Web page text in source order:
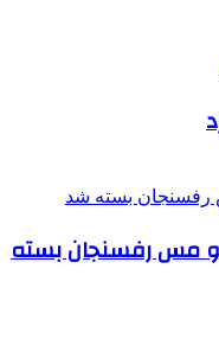
و مس رفسنجان بسته